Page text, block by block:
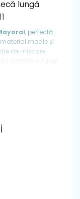
lungă
, perfectă
moale și
de mișcare.
pantaloni, fuste
activități de zi